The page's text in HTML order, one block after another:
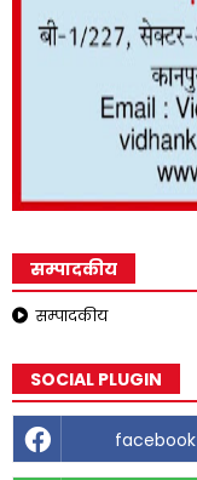
सम्पादकीय
सम्पादकीय
SOCIAL PLUGIN
facebook